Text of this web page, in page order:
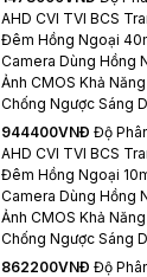
AHD CVI TVI BCS
Đêm Hồng Ngoại
Camera Dùng Hồng
Ảnh CMOS Khả
Chống Ngược Sáng
944400VNÐ Độ
AHD CVI TVI BCS
Đêm Hồng Ngoại
Camera Dùng Hồng
Ảnh CMOS Khả
Chống Ngược Sáng
862200VNÐ Độ